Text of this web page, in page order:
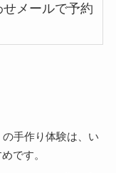
メールで予約
手作り体験は、い
です。